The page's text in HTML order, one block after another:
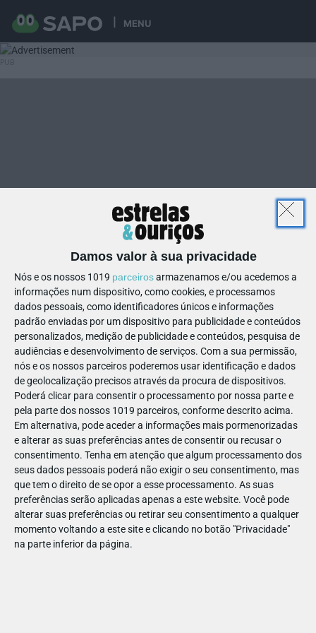
MENU
Damos valor à sua privacidade
Nós e os nossos 1019 parceirosarmazenamos e/ou acedemos a
informações num dispositivo, como cookies, e processamos
dados pessoais, como identificadores únicos e informações
padrão enviadas por um dispositivo para publicidade e conteúdos
personalizados, medição de publicidade e conteúdos, pesquisa de
audiências e desenvolvimento de serviços. Com a sua permissão,
nós e os nossos parceiros poderemos usar identificação e dados
de geolocalização precisos através da procura de dispositivos.
Poderá clicar para consentir o processamento por nossa parte e
pela parte dos nossos 1019 parceiros, conforme descrito acima.
Em alternativa, pode aceder a informações mais pormenorizadas
e alterar as suas preferências antes de consentir ou recusar o
consentimento. Tenha em atenção que algum processamento dos
seus dados pessoais poderá não exigir o seu consentimento, mas
que tem o direito de se opor a esse processamento. As suas
preferências serão aplicadas apenas a este website. Você pode
alterar suas preferências ou retirar seu consentimento a qualquer
momento voltando a este site e clicando no botão "Privacidade"
na parte inferior da página.
10
118615210099476